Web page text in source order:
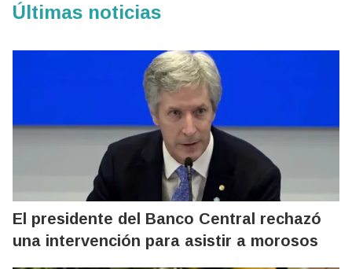
Últimas noticias
El presidente del Banco Central rechazó
una intervención para asistir a morosos